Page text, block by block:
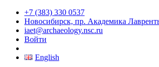
+7 (383) 330 0537
Новосибирск, пр. Академика
iaet@archaeology.nsc.ru
Войти
English